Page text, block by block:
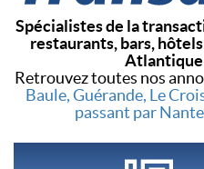
Spécialistes de la
restaurants, bars,
Atlantique
Retrouvez toutes nos
Baule, Guérande, Le
passant par